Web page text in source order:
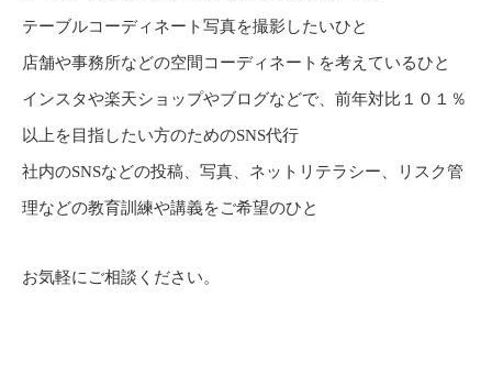
テーブルコーディネート写真を撮影したいひと
店舗や事務所などの空間コーディネートを考えているひと
インスタや楽天ショップやブログなどで、前年対比１０１％
以上を目指したい方のためのSNS代行
社内のSNSなどの投稿、写真、ネットリテラシー、リスク管
理などの教育訓練や講義をご希望のひと
お気軽にご相談ください。